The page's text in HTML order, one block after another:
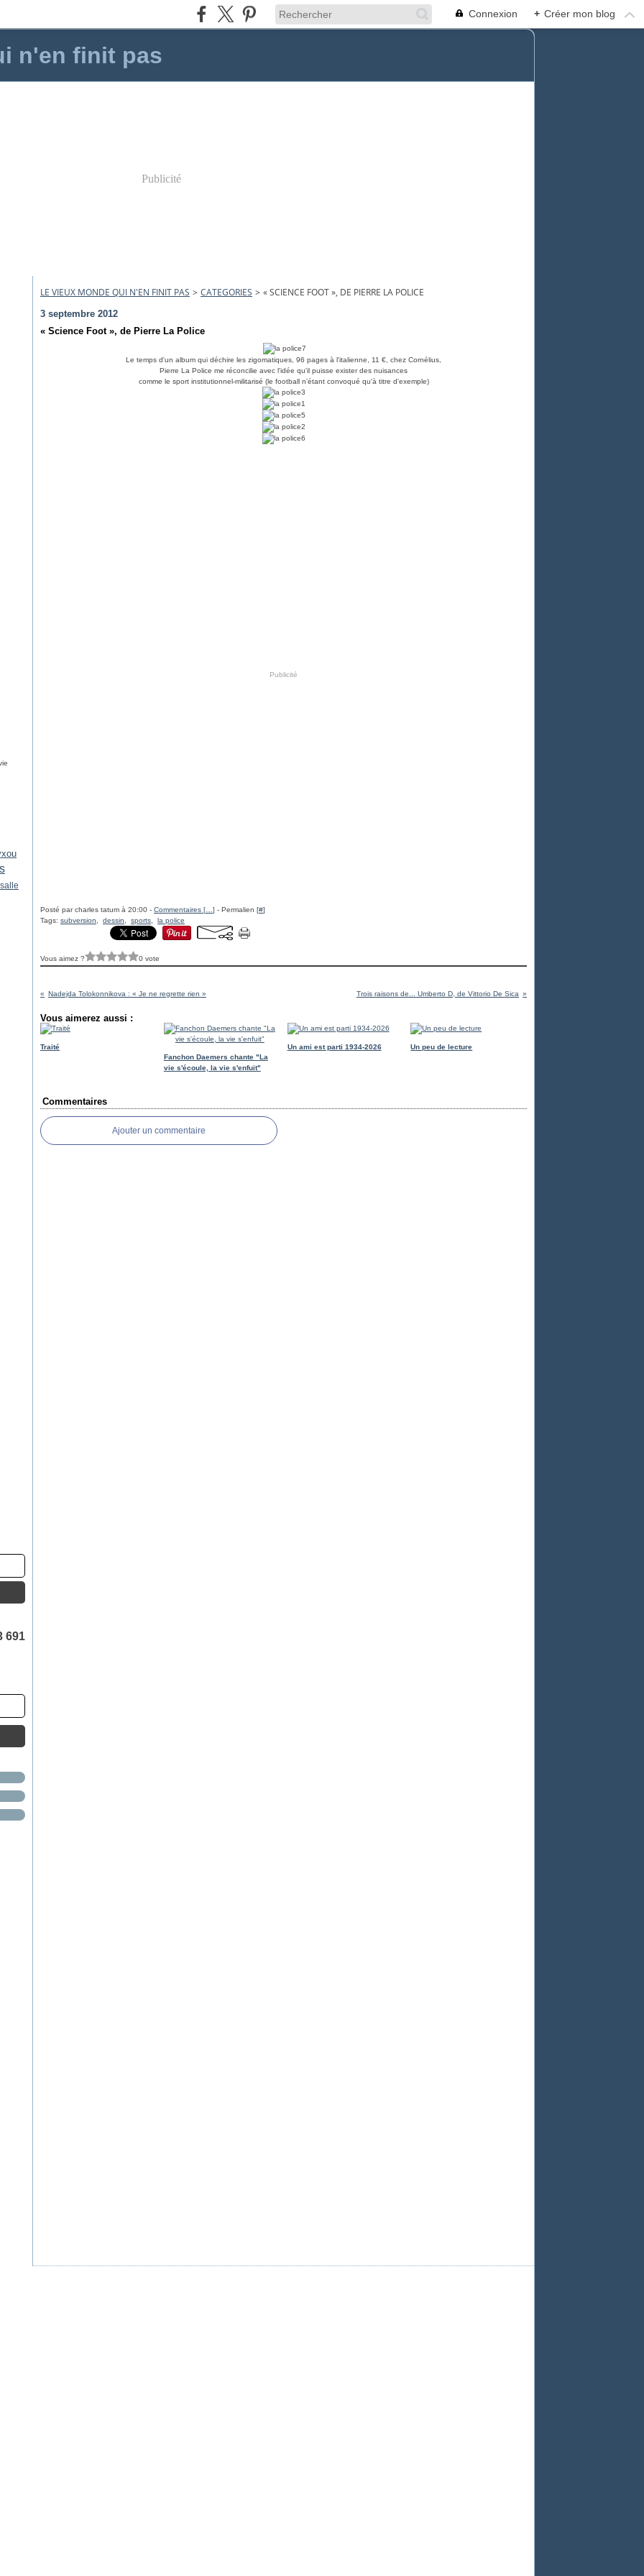
Connexion + Créer mon blog
n'en finit pas
Publicité
691
LE VIEUX MONDE QUI N'EN FINIT PAS > CATEGORIES > « SCIENCE FOOT », DE PIERRE LA POLICE
3 septembre 2012
« Science Foot », de Pierre La Police
Le temps d'un album qui déchire les zigomatiques, 96 pages à l'italienne, 11 €, chez Cornélius,
Pierre La Police me réconcilie avec l'idée qu'il puisse exister des nuisances
comme le sport institutionnel-militarisé (le football n'étant convoqué qu'à titre d'exemple)
Publicité
Posté par charles tatum à 20:00 - Commentaires [ ] - Permalien [#]
Tags: subversion dessin sports la police
Vous aimez ? 0 vote
Nadejda Tolokonnikova : « Je ne regrette rien » Trois raisons de... Umberto D, de Vittorio De Sica
Vous aimerez aussi :
Traité
Fanchon Daemers chante "La
vie s'écoule, la vie s'enfuit"
Un ami est parti 1934-2026 Un peu de lecture
Commentaires
Ajouter un commentaire